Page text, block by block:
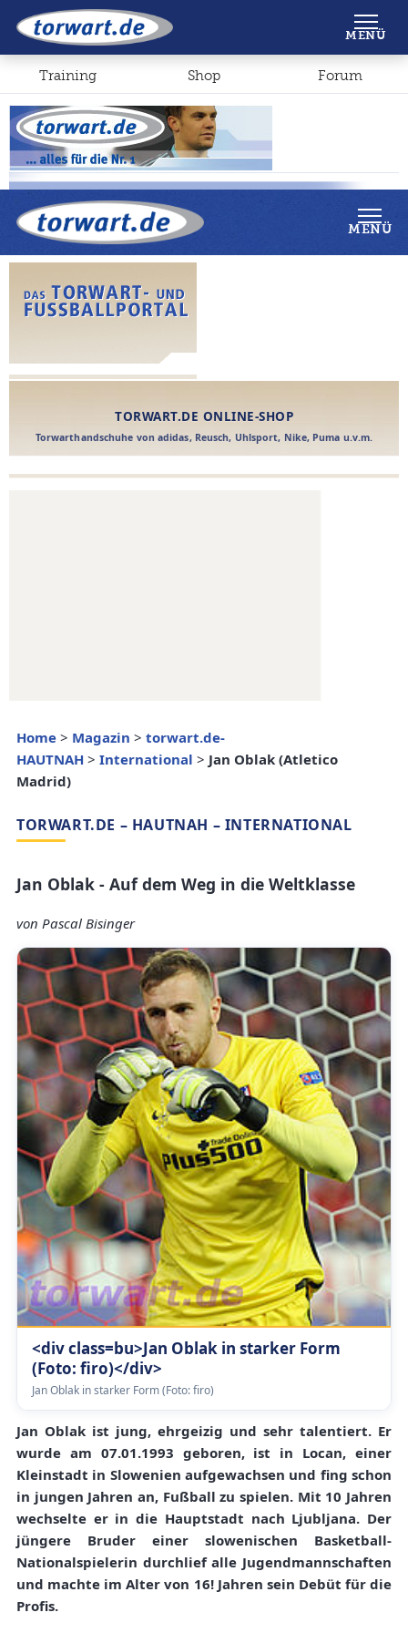
Shop Forum
MENÜ
Home > Magazin > torwart.de-
HAUTNAH > International > Jan Oblak (Atletico
Madrid)
TORWART.DE – HAUTNAH – INTERNATIONAL
Jan Oblak - Auf dem Weg in die Weltklasse
von Pascal Bisinger
<div class=bu>Jan Oblak in starker Form
(Foto: firo)</div>
Jan Oblak in starker Form (Foto: firo)
Jan Oblak ist jung, ehrgeizig und sehr talentiert. Er
wurde am 07.01.1993 geboren, ist in Locan, einer
Kleinstadt in Slowenien aufgewachsen und fing schon
in jungen Jahren an, Fußball zu spielen. Mit 10 Jahren
wechselte er in die Hauptstadt nach Ljubljana. Der
jüngere Bruder einer slowenischen Basketball-
Nationalspielerin durchlief alle Jugendmannschaften
und machte im Alter von 16! Jahren sein Debüt für die
Profis.